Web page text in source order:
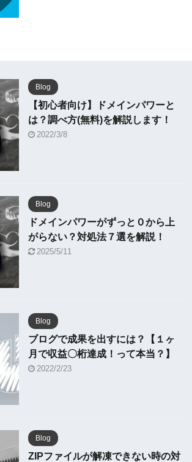
Blog
【初心者向け】ドメインパワーと
は？調べ方(無料)を解説します！
2022/3/8
Blog
ドメインパワーがずっと０から上
がらない？対処法７選を解説！
2025/5/11
Blog
ブログで成果を出すには？【１ヶ
月で収益〇桁達成！って本当？】
2022/2/23
Blog
ZIPファイルが解凍できない時の対